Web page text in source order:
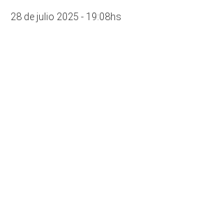
28 de julio 2025 - 19:08hs